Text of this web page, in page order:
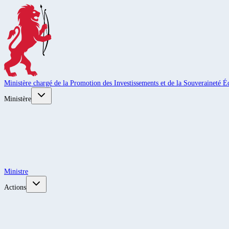
Ministère chargé de la Promotion des Investissements et de la Souveraineté
Ministère
Ministre
Actions